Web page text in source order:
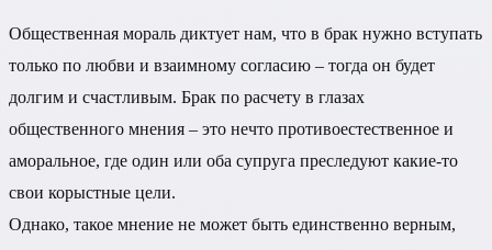
Общественная мораль диктует нам, что в брак нужно вступать
только по любви и взаимному согласию – тогда он будет
долгим и счастливым. Брак по расчету в глазах
общественного мнения – это нечто противоестественное и
аморальное, где один или оба супруга преследуют какие-то
свои корыстные цели.
Однако, такое мнение не может быть единственно верным,